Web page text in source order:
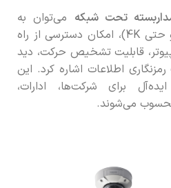
تحت شبکه می‌توان به
کیفیت بالای تصویر (HD و حتی 4K)، امکان دسترسی از راه
قابلیت تشخیص حرکت، دید
اطلاعات اشاره کرد. این
برای شرکت‌ها، ادارات،
می‌شوند.